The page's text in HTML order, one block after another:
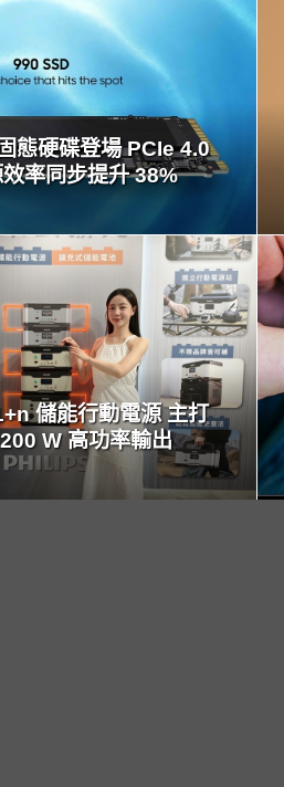
態硬碟登場 PCIe 4.0
率同步提升 38%
READ
MORE
儲能行動電源 主打
W 高功率輸出
READ
MORE